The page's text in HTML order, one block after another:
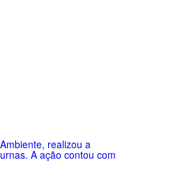
realizou a
A ação contou com